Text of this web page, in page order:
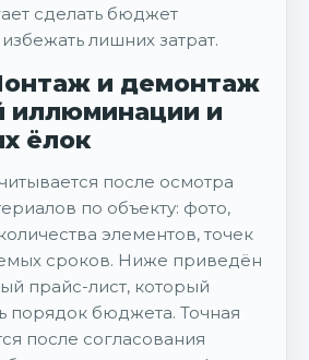
сделать бюджет
лишних затрат.
и демонтаж
иллюминации и
ёлок
после осмотра
по объекту: фото,
элементов, точек
сроков. Ниже приведён
прайс-лист, который
порядок бюджета. Точная
после согласования